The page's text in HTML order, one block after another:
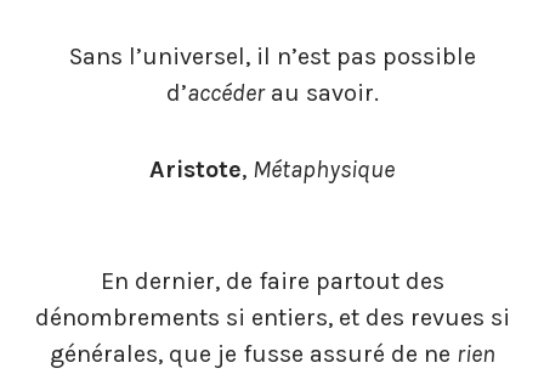
Sans l’universel, il n’est pas possible
d’accéderau savoir.
Aristote, Métaphysique
En dernier, de faire partout des
dénombrements si entiers, et des revues si
générales, que je fusse assuré de ne rien